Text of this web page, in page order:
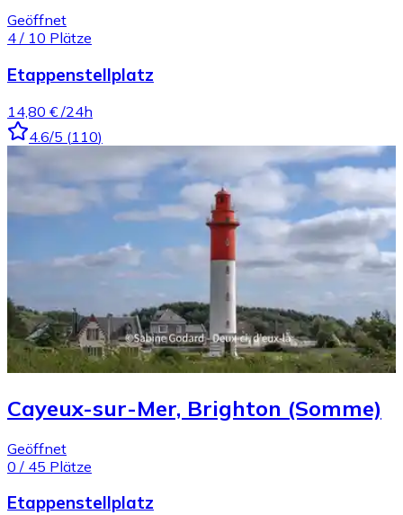
Geöffnet
4 / 10 Plätze
Etappenstellplatz
14,80 € /24h
4.6/5 (110)
Cayeux-sur-Mer, Brighton (Somme)
Geöffnet
0 / 45 Plätze
Etappenstellplatz